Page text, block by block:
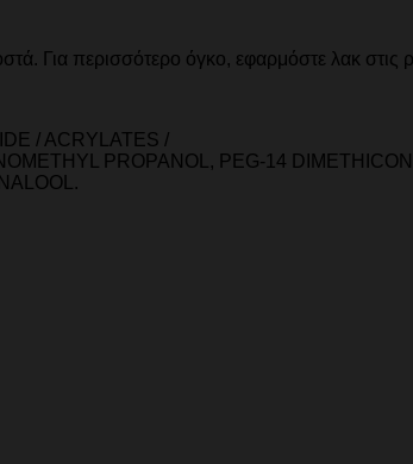
Για περισσότερο όγκο, εφαρμόστε λακ στις
/ ACRYLATES /
PROPANOL, PEG-14